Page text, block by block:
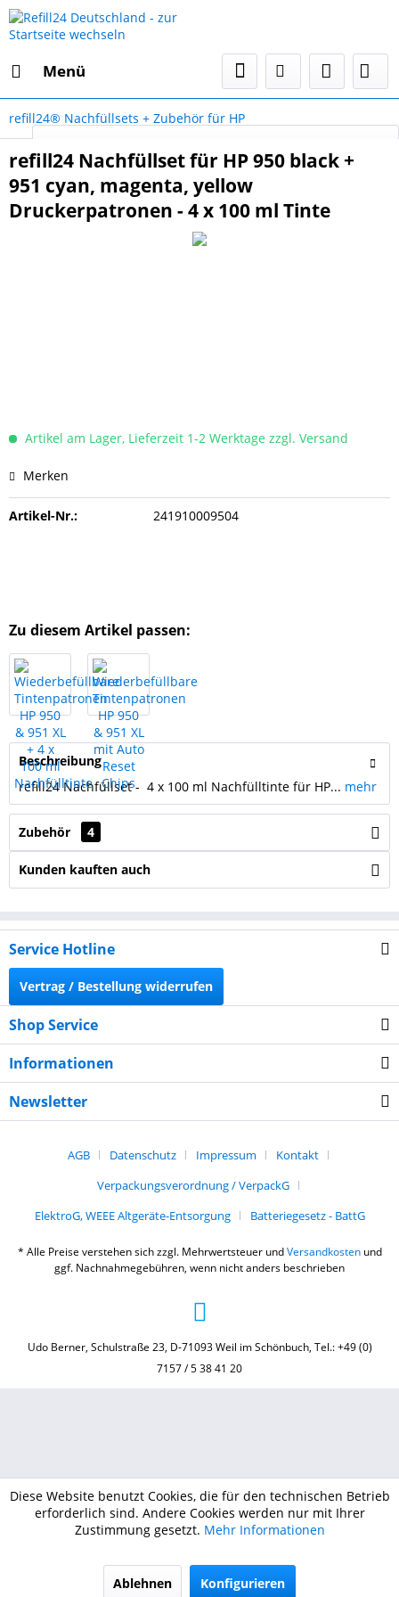
Menü
refill24® Nachfüllsets + Zubehör für HP
refill24 Nachfüllset für HP 950 black +
951 cyan, magenta, yellow
Druckerpatronen - 4 x 100 ml Tinte
Artikel am Lager, Lieferzeit 1-2 Werktage zzgl. Versand
Merken
Artikel-Nr.: 241910009504
Zu diesem Artikel passen:
Beschreibung
refill24 Nachfüllset - 4 x 100 ml Nachfülltinte für HP... mehr
Zubehör 4
Kunden kauften auch
Service Hotline
Vertrag / Bestellung widerrufen
Shop Service
Informationen
Newsletter
AGB Datenschutz Impressum
Kontakt
Verpackungsverordnung / VerpackG
ElektroG, WEEE Altgeräte-Entsorgung
Batteriegesetz - BattG
* Alle Preise verstehen sich zzgl. Mehrwertsteuer undVersandkostenund
ggf. Nachnahmegebühren, wenn nicht anders beschrieben
Udo Berner, Schulstraße 23, D-71093 Weil im Schönbuch, Tel.: +49 (0)
7157 / 5 38 41 20
Diese Website benutzt Cookies, die für den technischen Betrieb
erforderlich sind. Andere Cookies werden nur mit Ihrer
Zustimmung gesetzt. Mehr Informationen
Ablehnen Konfigurieren